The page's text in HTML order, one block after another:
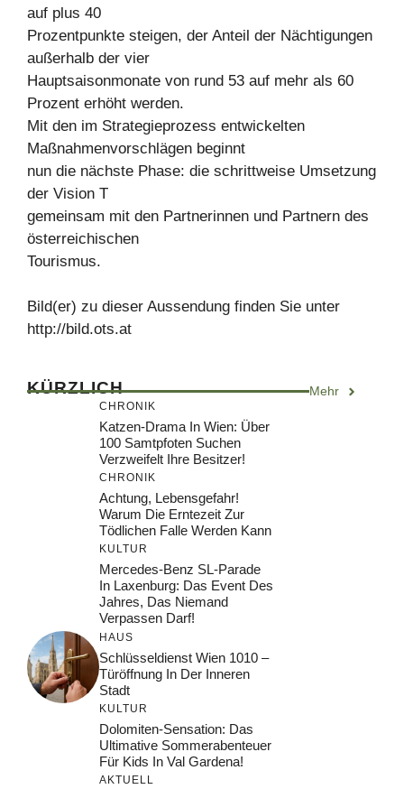
auf plus 40
Prozentpunkte steigen, der Anteil der Nächtigungen
außerhalb der vier
Hauptsaisonmonate von rund 53 auf mehr als 60
Prozent erhöht werden.
Mit den im Strategieprozess entwickelten
Maßnahmenvorschlägen beginnt
nun die nächste Phase: die schrittweise Umsetzung
der Vision T
gemeinsam mit den Partnerinnen und Partnern des
österreichischen
Tourismus.
Bild(er) zu dieser Aussendung finden Sie unter
http://bild.ots.at
KÜRZLICH Mehr
CHRONIK
Katzen-Drama In Wien: Über
100 Samtpfoten Suchen
Verzweifelt Ihre Besitzer!
CHRONIK
Achtung, Lebensgefahr!
Warum Die Erntezeit Zur
Tödlichen Falle Werden Kann
KULTUR
Mercedes-Benz SL-Parade
In Laxenburg: Das Event Des
Jahres, Das Niemand
Verpassen Darf!
HAUS
Schlüsseldienst Wien 1010 –
Türöffnung In Der Inneren
Stadt
KULTUR
Dolomiten-Sensation: Das
Ultimative Sommerabenteuer
Für Kids In Val Gardena!
AKTUELL